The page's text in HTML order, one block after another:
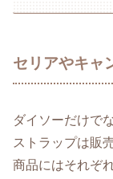
セリアやキャ
ダイソーだけで
ストラップは販
商品にはそれぞ